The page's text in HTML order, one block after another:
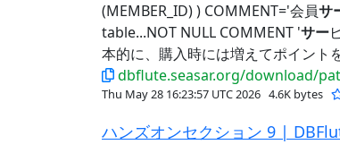
(MEMBER_ID) ) COMMENT='会員サ
table...NOT NULL COMMENT 'サー
本的に、購入時には増えてポイント
dbflute.seasar.org/download/
Thu May 28 16:23:57 UTC 2026 4.6K bytes
ハンズオンセクション 9 |